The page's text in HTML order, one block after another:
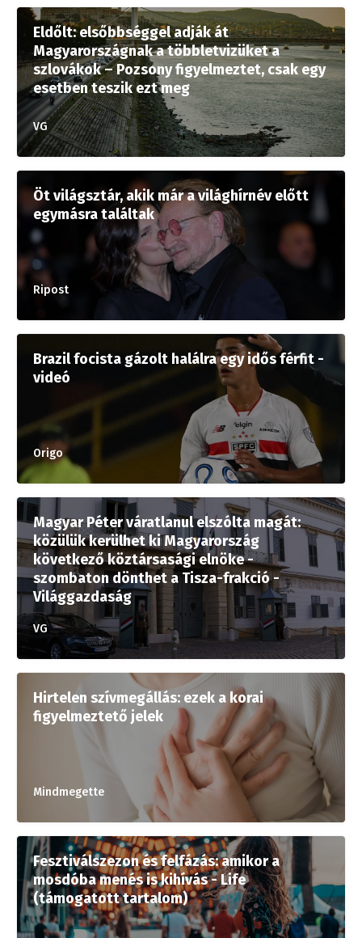
Eldőlt: elsőbbséggel adják át
Magyarországnak a többletvizüket a
szlovákok – Pozsony figyelmeztet, csak egy
esetben teszik ezt meg
VG
Öt világsztár, akik már a világhírnév előtt
egymásra találtak
Ripost
Brazil focista gázolt halálra egy idős férfit -
videó
Origo
Magyar Péter váratlanul elszólta magát:
közülük kerülhet ki Magyarország
következő köztársasági elnöke -
szombaton dönthet a Tisza-frakció -
Világgazdaság
VG
Hirtelen szívmegállás: ezek a korai
figyelmeztető jelek
Mindmegette
Fesztiválszezon és felfázás: amikor a
mosdóba menés is kihívás - Life
(támogatott tartalom)